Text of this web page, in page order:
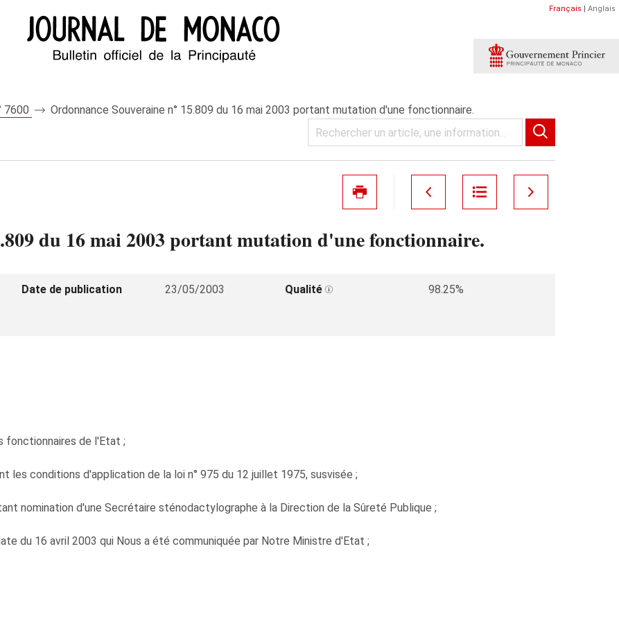
Français | Anglais
7600 Ordonnance Souveraine n° 15.809 du 16 mai 2003 portant mutation d'une fonctionnaire.
du 16 mai 2003 portant mutation d'une fonctionnaire.
Date de publication 23/05/2003 Qualité
98.25%
fonctionnaires de l'Etat ;
les conditions d'application de la loi n° 975 du 12 juillet 1975, susvisée ;
nomination d'une Secrétaire sténodactylographe à la Direction de la Sûreté Publique ;
du 16 avril 2003 qui Nous a été communiquée par Notre Ministre d'Etat ;